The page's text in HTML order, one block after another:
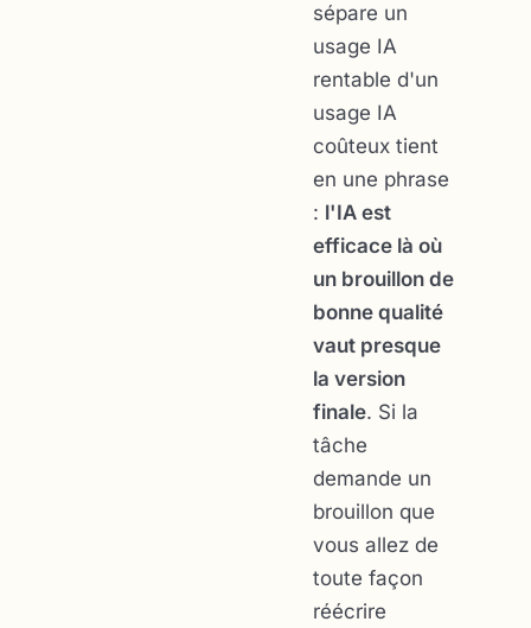
sépare un
usage IA
rentable d'un
usage IA
coûteux tient
en une phrase
: l'IA est
efficace là où
un brouillon de
bonne qualité
vaut presque
la version
finale. Si la
tâche
demande un
brouillon que
vous allez de
toute façon
réécrire